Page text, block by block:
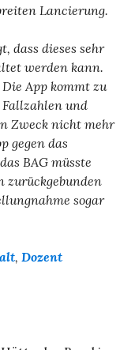
Lancierung.
dass dieses sehr
werden kann.
App kommt zu
und
Zweck nicht mehr
gegen das
BAG müsste
zurückgebunden
sogar
, Dozent